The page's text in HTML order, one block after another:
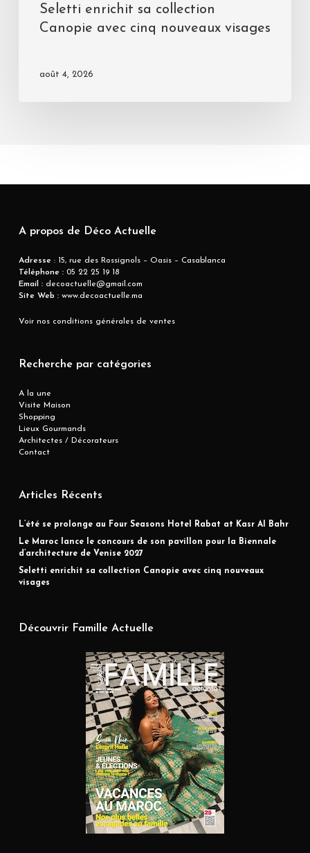
Seletti enrichit sa collection
Canopie avec cinq nouveaux visages
août 4, 2026
A propos de Déco Actuelle
Adresse : 15, rue des Rossignols – Oasis – Casablanca
Téléphone :05 22 25 19 18
Email :decoactuelle@gmail.com
Site Web :www.decoactuelle.ma
Voir nos conditions générales de ventes
Recherche par catégories
A la une
Visite Maison
Shopping
Lieux Gourmands
Architectes / Décorateurs
Contact
Articles Récents
L’été se prolonge au Four Seasons Hotel Rabat at Kasr Al Bahr
Le Maroc lance le concours de son pavillon pour la Biennale
d’architecture de Venise 2027
Seletti enrichit sa collection Canopie avec cinq nouveaux
visages
Découvrir Famille Actuelle